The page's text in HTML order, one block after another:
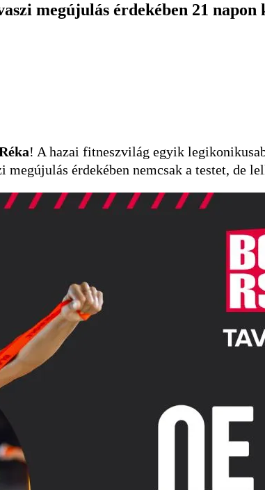
megújulás érdekében 21
! A hazai fitneszvilág egyik
érdekében nemcsak a testet, de